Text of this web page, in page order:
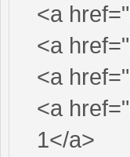
<a href="
<a href="
<a href="
<a href="
1</a>